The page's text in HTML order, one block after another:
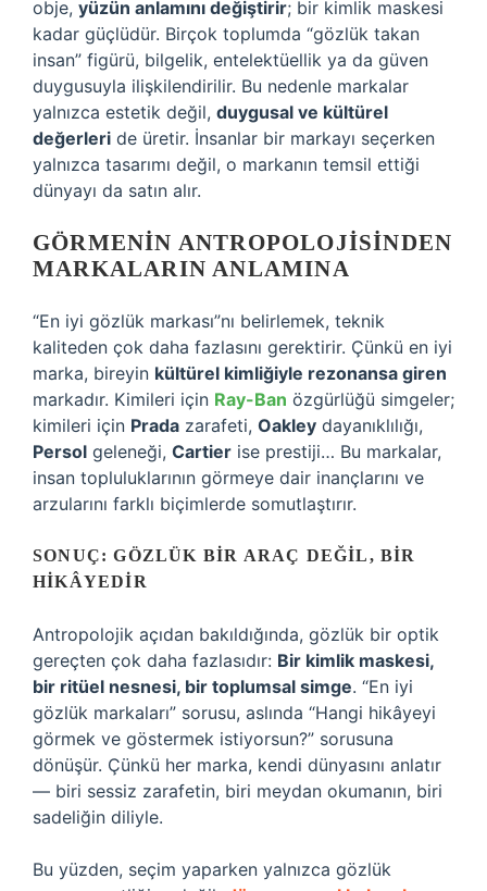
obje, yüzün anlamını değiştirir; bir kimlik maskesi
kadar güçlüdür. Birçok toplumda “gözlük takan
insan” figürü, bilgelik, entelektüellik ya da güven
duygusuyla ilişkilendirilir. Bu nedenle markalar
yalnızca estetik değil, duygusal ve kültürel
değerleri de üretir. İnsanlar bir markayı seçerken
yalnızca tasarımı değil, o markanın temsil ettiği
dünyayı da satın alır.
GÖRMENIN ANTROPOLOJISINDEN
MARKALARIN ANLAMINA
“En iyi gözlük markası”nı belirlemek, teknik
kaliteden çok daha fazlasını gerektirir. Çünkü en iyi
marka, bireyin kültürel kimliğiyle rezonansa giren
markadır. Kimileri için Ray-Ban özgürlüğü simgeler;
kimileri için Prada zarafeti, Oakley dayanıklılığı,
Persol geleneği, Cartier ise prestiji… Bu markalar,
insan topluluklarının görmeye dair inançlarını ve
arzularını farklı biçimlerde somutlaştırır.
SONUÇ: GÖZLÜK BIR ARAÇ DEĞIL, BIR
HIKÂYEDIR
Antropolojik açıdan bakıldığında, gözlük bir optik
gereçten çok daha fazlasıdır: Bir kimlik maskesi,
bir ritüel nesnesi, bir toplumsal simge. “En iyi
gözlük markaları” sorusu, aslında “Hangi hikâyeyi
görmek ve göstermek istiyorsun?” sorusuna
dönüşür. Çünkü her marka, kendi dünyasını anlatır
— biri sessiz zarafetin, biri meydan okumanın, biri
sadeliğin diliyle.
Bu yüzden, seçim yaparken yalnızca gözlük